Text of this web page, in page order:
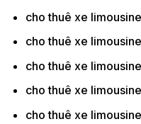
cho thuê xe
cho thuê xe
cho thuê xe
cho thuê xe
cho thuê xe